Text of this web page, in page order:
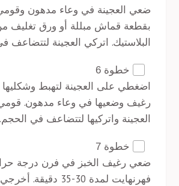
ضعي العجينة في وعاء مدهون
بقطعة قماش مبللة أو ورق تغليف
البلاستيك. اتركي العجينة لتتضاعف
خطوة 6
اضغطي على العجينة لتهبط
رغيف وضعيها في وعاء مدهون.
العجينة واتركيها لتتضاعف في الحجم.
خطوة 7
فهرنهايت لمدة 30-35